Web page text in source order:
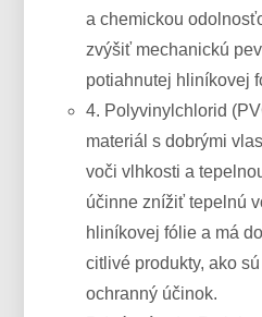
a chemickou
zvýšiť mechanickú
potiahnutej hliníkovej
4. Polyvinylchlorid
materiál s dobrými
voči vlhkosti a
účinne znížiť tepelnú
hliníkovej fólie a má
citlivé produkty, ako
ochranný účinok.